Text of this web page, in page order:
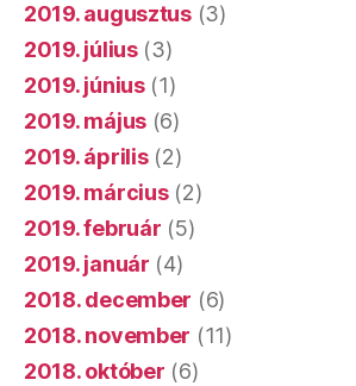
2019. augusztus(3)
2019. július(3)
2019. június(1)
2019. május (6)
2019. április(2)
2019. március(2)
2019. február (5)
2019. január (4)
2018. december (6)
2018. november (11)
2018. október (6)